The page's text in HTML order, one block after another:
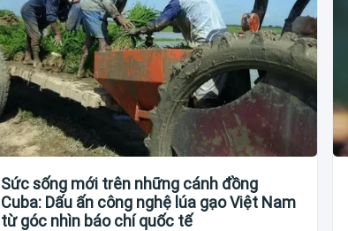
Sức sống mới trên những cánh đồng
Cuba: Dấu ấn công nghệ lúa gạo Việt Nam
từ góc nhìn báo chí quốc tế